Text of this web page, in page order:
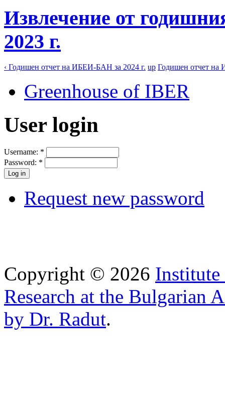
Извлечение от
2023 г.
‹ Годишен отчет на ИБЕИ-БАН за 2024 г. up Годишен отчет на
Greenhouse of IBER
User login
Username: *
Password: *
Request new password
Copyright © 2026
Research at the Bulgarian
by Dr. Radut.